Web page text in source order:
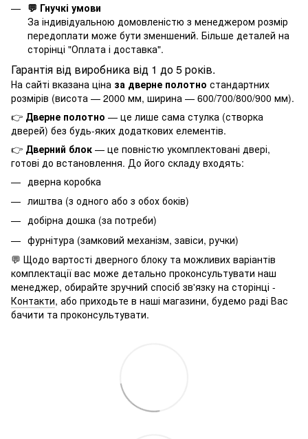
💬 Гнучкі умови
За індивідуальною домовленістю з менеджером розмір
передоплати може бути зменшений. Більше деталей на
сторінці "Оплата і доставка".
Гарантія від виробника від 1 до 5 років.
На сайті вказана ціна за дверне полотно стандартних
розмірів (висота — 2000 мм, ширина — 600/700/800/900 мм).
👉 Дверне полотно — це лише сама стулка (створка
дверей) без будь-яких додаткових елементів.
👉 Дверний блок — це повністю укомплектовані двері,
готові до встановлення. До його складу входять:
дверна коробка
лиштва (з одного або з обох боків)
добірна дошка (за потреби)
фурнітура (замковий механізм, завіси, ручки)
💬 Щодо вартості дверного блоку та можливих варіантів
комплектації вас може детально проконсультувати наш
менеджер, обирайте зручний спосіб зв'язку на сторінці -
Контакти, або приходьте в наші магазини, будемо раді Вас
бачити та проконсультувати.